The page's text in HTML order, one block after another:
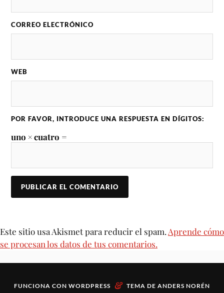
CORREO ELECTRÓNICO
WEB
POR FAVOR, INTRODUCE UNA RESPUESTA EN DÍGITOS:
uno × cuatro =
Este sitio usa Akismet para reducir el spam. Aprende cómo
se procesan los datos de tus comentarios.
FUNCIONA CON WORDPRESS & TEMA DE ANDERS NORÉN